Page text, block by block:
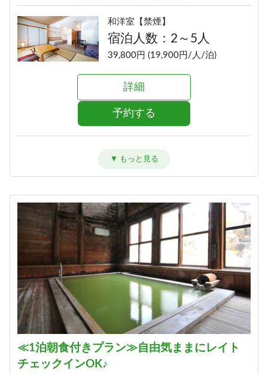
和洋室【禁煙】
宿泊人数：2～5人
39,800円 (19,900円/人/泊)
詳細
予約する
詳細
予約する
≪1泊朝食付きプラン≫自由気ままにレイト
チェックインOK♪